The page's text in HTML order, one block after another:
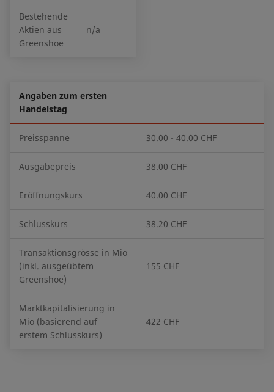
Bestehende
Aktien aus
Greenshoe
n/a
Angaben zum ersten
Handelstag
Preisspanne 30.00 - 40.00 CHF
Ausgabepreis 38.00 CHF
Eröffnungskurs 40.00 CHF
Schlusskurs 38.20 CHF
Transaktionsgrösse in Mio
(inkl. ausgeübtem
Greenshoe)
155 CHF
Marktkapitalisierung in
Mio (basierend auf
erstem Schlusskurs)
422 CHF